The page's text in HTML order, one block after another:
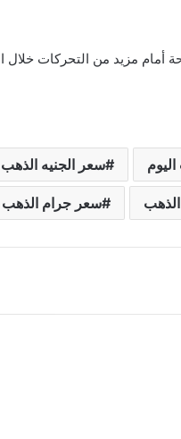
أمام مزيد من التحركات خلال
سعر الجنيه الذهب
سعر جرام الذهب